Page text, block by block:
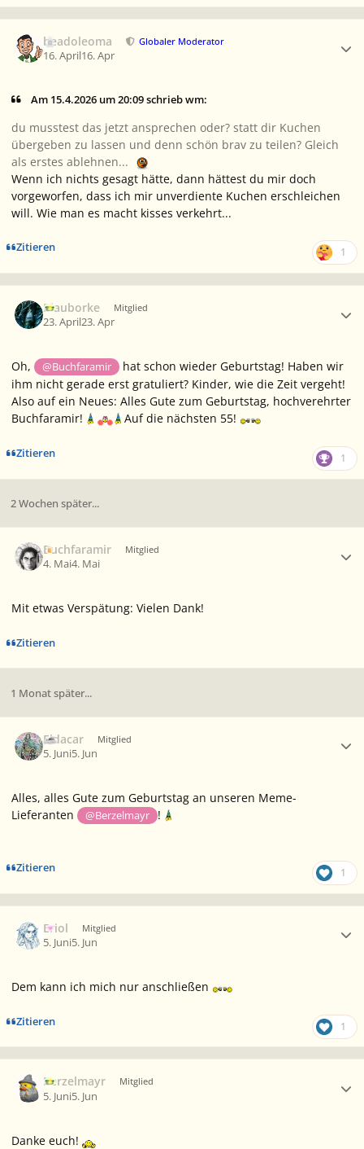
beadoleoma Globaler Moderator
16. April16. Apr
Am 15.4.2026 um 20:09 schrieb wm:
du musstest das jetzt ansprechen oder? statt dir Kuchen
übergeben zu lassen und denn schön brav zu teilen? Gleich
als erstes ablehnen...
Wenn ich nichts gesagt hätte, dann hättest du mir doch
vorgeworfen, dass ich mir unverdiente Kuchen erschleichen
will. Wie man es macht kisses verkehrt...
Zitieren 1
Blauborke Mitglied
23. April23. Apr
Oh, @Buchfaramir
hat schon wieder Geburtstag! Haben wir
ihm nicht gerade erst gratuliert? Kinder, wie die Zeit vergeht!
Also auf ein Neues: Alles Gute zum Geburtstag, hochverehrter
Buchfaramir!
Auf die nächsten 55!
Zitieren 1
2 Wochen später...
Buchfaramir Mitglied
4. Mai4. Mai
Mit etwas Verspätung: Vielen Dank!
Zitieren
1 Monat später...
Eldacar Mitglied
5. Juni5. Jun
Alles, alles Gute zum Geburtstag an unseren Meme-
Lieferanten
@Berzelmayr !
Zitieren 1
Eriol Mitglied
5. Juni5. Jun
Dem kann ich mich nur anschließen
Zitieren 1
Berzelmayr Mitglied
5. Juni5. Jun
Danke euch!